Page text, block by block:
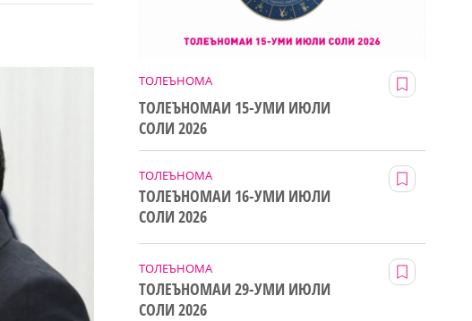
ТОЛЕЪНОМА
ТОЛЕЪНОМАИ 15-УМИ ИЮЛИ
СОЛИ 2026
ТОЛЕЪНОМА
ТОЛЕЪНОМАИ 16-УМИ ИЮЛИ
СОЛИ 2026
ТОЛЕЪНОМА
ТОЛЕЪНОМАИ 29-УМИ ИЮЛИ
СОЛИ 2026